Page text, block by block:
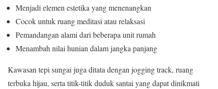
Menjadi elemen estetika yang menenangkan
Cocok untuk ruang meditasi atau relaksasi
Pemandangan alami dari beberapa unit rumah
Menambah nilai hunian dalam jangka panjang
Kawasan tepi sungai juga ditata dengan jogging track, ruang
terbuka hijau, serta titik-titik duduk santai yang dapat dinikmati